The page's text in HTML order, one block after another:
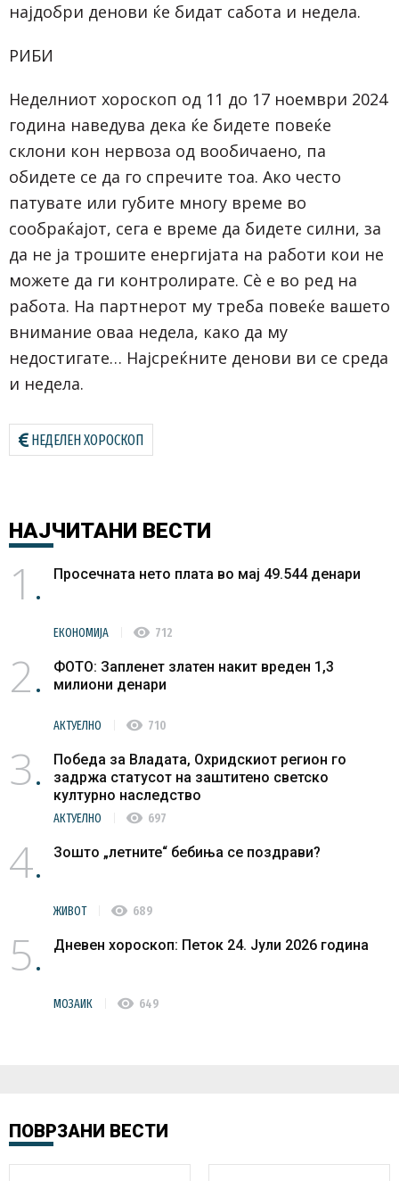
најдобри денови ќе бидат сабота и недела.
РИБИ
Неделниот хороскоп од 11 до 17 ноември 2024
година наведува дека ќе бидете повеќе
склони кон нервоза од вообичаено, па
обидете се да го спречите тоа. Ако често
патувате или губите многу време во
сообраќајот, сега е време да бидете силни, за
да не ја трошите енергијата на работи кои не
можете да ги контролирате. Сè е во ред на
работа. На партнерот му треба повеќе вашето
внимание оваа недела, како да му
недостигате… Најсреќните денови ви се среда
и недела.
НЕДЕЛЕН ХОРОСКОП
НАЈЧИТАНИ ВЕСТИ
1 Просечната нето плата во мај 49.544 денари
ЕКОНОМИЈА visibility 712
2
ФОТО: Запленет златен накит вреден 1,3
милиони денари
АКТУЕЛНО visibility 710
3
Победа за Владата, Охридскиот регион го
задржа статусот на заштитено светско
културно наследство
АКТУЕЛНО visibility 697
4 Зошто „летните“ бебиња се поздрави?
ЖИВОТ visibility 689
5 Дневен хороскоп: Петок 24. Јули 2026 година
МОЗАИК visibility 649
ПОВРЗАНИ ВЕСТИ